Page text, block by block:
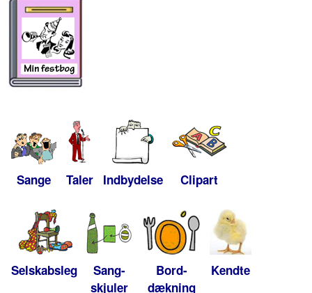
Sange Taler Indbydelse Clipart
Selskabsleg
Sang-
skjuler
Bord-
dækning
Kendte